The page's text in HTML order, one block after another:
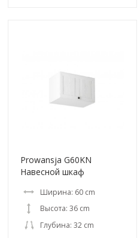
Prowansja G60KN
Навесной шкаф
Ширина: 60 cm
Высота: 36 cm
Глубина: 32 cm